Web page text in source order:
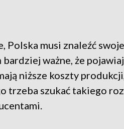
musi znaleźć
ważne, że
niższe koszty
trzeba szukać takiego